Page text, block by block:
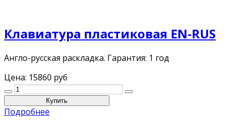
Клавиатура пластиковая EN-RUS
Англо-русская раскладка. Гарантия: 1 год
Цена: 15860 руб
Подробнее